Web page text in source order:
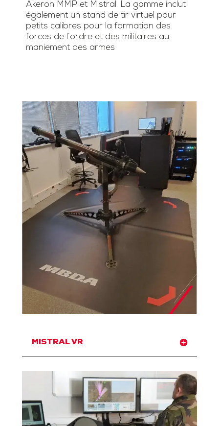
Akeron MMP et Mistral. La gamme inclut
également un stand de tir virtuel pour
petits calibres pour la formation des
forces de l’ordre et des militaires au
maniement des armes
MISTRAL VR